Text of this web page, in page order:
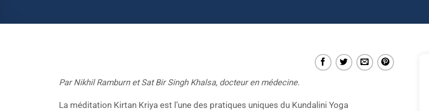
Par Nikhil Ramburn et Sat Bir Singh Khalsa, docteur en médecine.
La méditation Kirtan Kriya est l’une des pratiques uniques du Kundalini Yoga